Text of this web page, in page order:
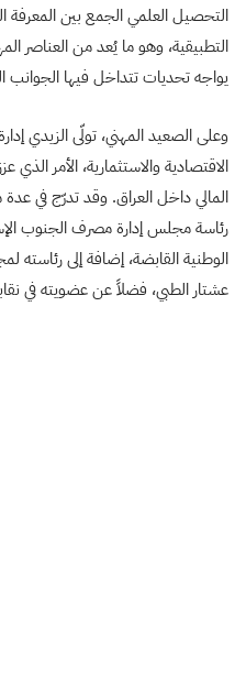
التحصيل العلمي الجمع بين المعرفة
التطبيقية، وهو ما يُعد من العناصر
يواجه تحديات تتداخل فيها الجوانب
وعلى الصعيد المهني، تولّى الزيدي
الاقتصادية والاستثمارية، الأمر
المالي داخل العراق. وقد تدرّج في عدة
رئاسة مجلس إدارة مصرف الجنوب
الوطنية القابضة، إضافة إلى
عشتار الطبي، فضلاً عن عضويته في